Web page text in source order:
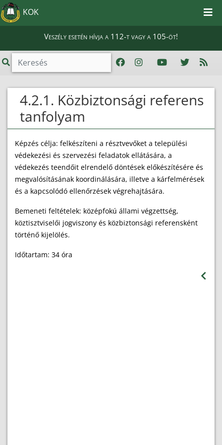
KOK
Veszély esetén hívja a 112-t vagy a 105-öt!
4.2.1. Közbiztonsági referens
tanfolyam
Képzés célja: felkészíteni a résztvevőket a települési
védekezési és szervezési feladatok ellátására, a
védekezés teendőit elrendelő döntések előkészítésére és
megvalósításának koordinálására, illetve a kárfelmérések
és a kapcsolódó ellenőrzések végrehajtására.
Bemeneti feltételek: középfokú állami végzettség,
köztisztviselői jogviszony és közbiztonsági referensként
történő kijelölés.
Időtartam: 34 óra